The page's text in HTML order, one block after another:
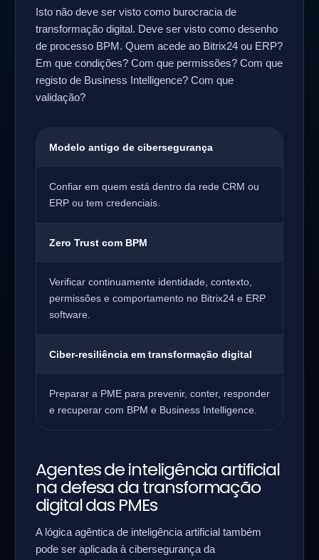
Isto não deve ser visto como burocracia de
transformação digital. Deve ser visto como desenho
de processo BPM. Quem acede ao Bitrix24 ou ERP?
Em que condições? Com que permissões? Com que
registo de Business Intelligence? Com que
validação?
Modelo antigo de cibersegurança
Confiar em quem está dentro da rede CRM ou
ERP ou tem credenciais.
Zero Trust com BPM
Verificar continuamente identidade, contexto,
permissões e comportamento no Bitrix24 e ERP
software.
Ciber-resiliência em transformação digital
Preparar a PME para prevenir, conter, responder
e recuperar com BPM e Business Intelligence.
Agentes de inteligência artificial
na defesa da transformação
digital das PMEs
A lógica agêntica de inteligência artificial também
pode ser aplicada à cibersegurança da